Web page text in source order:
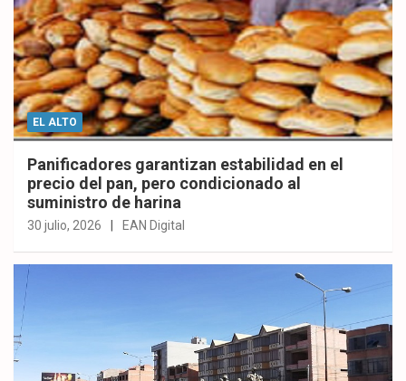
EL ALTO
Panificadores garantizan estabilidad en el
precio del pan, pero condicionado al
suministro de harina
30 julio, 2026 EAN Digital